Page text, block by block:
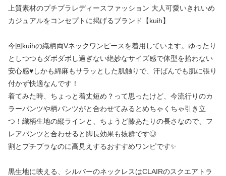
上質素材のプチプラレディースファッション 大人可愛いきれいめ
カジュアルをコンセプトに掲げるブランド【kuih】
今回kuihの織柄両Vネックワンピースを着用しています。ゆったり
としつつもダボダボし過ぎない絶妙なサイズ感で体型を拾わない
安心感♥しかも綿麻もサラッとした肌触りで、汗ばんでも肌に張り
付かず快適なんです！
着てみた時、ちょっと着丈短め？って思ったけど、今流行りのカ
ラーパンツや柄パンツがと合わせてみるとめちゃくちゃ引き立
つ！織柄生地の縦ラインと、ちょうど膝あたりの長さなので、フ
レアパンツと合わせると脚長効果も抜群です◎
割とプチプラなのに高見えするおすすめワンピです✨
黒生地に映える、シルバーのネックレスはCLAIRのスクエアトラ